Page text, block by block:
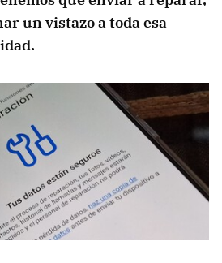
un vistazo a toda esa